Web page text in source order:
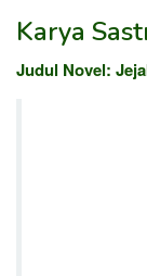
Karya
Judul Novel: